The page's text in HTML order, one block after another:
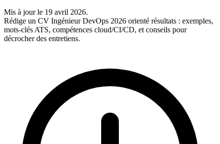
Mis à jour le 19 avril 2026.
Rédige un CV Ingénieur DevOps 2026 orienté résultats : exemples,
mots-clés ATS, compétences cloud/CI/CD, et conseils pour
décrocher des entretiens.